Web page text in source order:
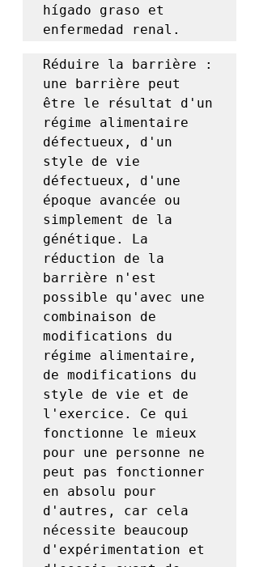
hígado graso et
enfermedad renal.
Réduire la barrière :
une barrière peut
être le résultat d'un
régime alimentaire
défectueux, d'un
style de vie
défectueux, d'une
époque avancée ou
simplement de la
génétique. La
réduction de la
barrière n'est
possible qu'avec une
combinaison de
modifications du
régime alimentaire,
de modifications du
style de vie et de
l'exercice. Ce qui
fonctionne le mieux
pour une personne ne
peut pas fonctionner
en absolu pour
d'autres, car cela
nécessite beaucoup
d'expérimentation et